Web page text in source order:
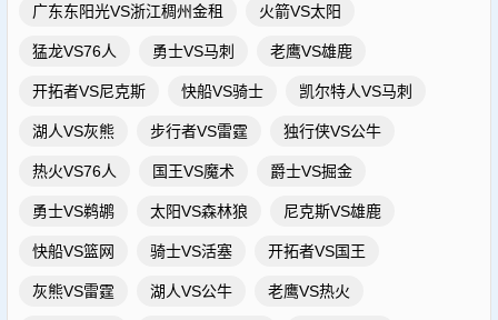
广东东阳光VS浙江稠州金租 火箭VS太阳
猛龙VS76人 勇士VS马刺 老鹰VS雄鹿
开拓者VS尼克斯 快船VS骑士 凯尔特人VS马刺
湖人VS灰熊 步行者VS雷霆 独行侠VS公牛
热火VS76人 国王VS魔术 爵士VS掘金
勇士VS鹈鹕 太阳VS森林狼 尼克斯VS雄鹿
快船VS篮网 骑士VS活塞 开拓者VS国王
灰熊VS雷霆 湖人VS公牛 老鹰VS热火